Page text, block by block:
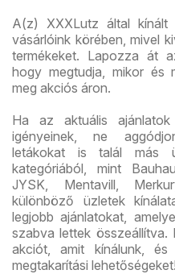
A(z) XXXLutz által kínált
vásárlóink körében, mivel
termékeket. Lapozza át
hogy megtudja, mikor és
meg akciós áron.
Ha az aktuális
igényeinek, ne
letákokat is talál más
kategóriából, mint
JYSK, Mentavill,
különböző üzletek
legjobb ajánlatokat,
szabva lettek
akciót, amit kínálunk,
megtakarítási lehetőségeket!